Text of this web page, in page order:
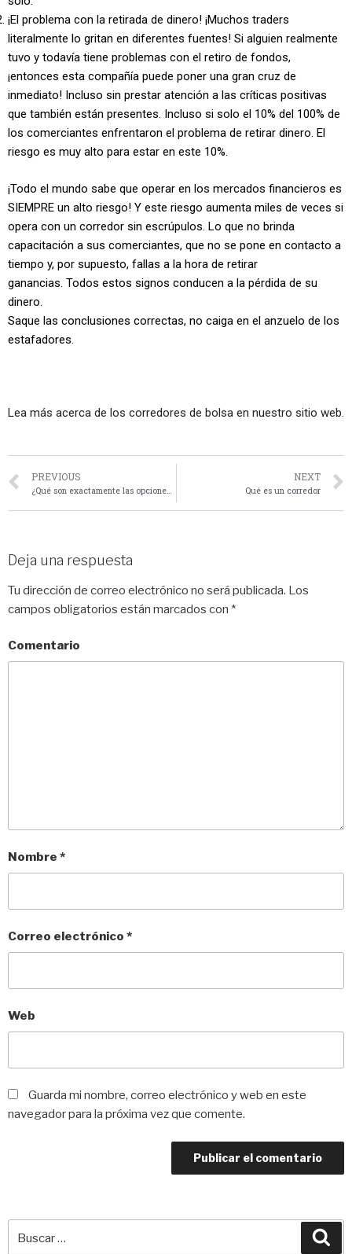
¡El problema con la retirada de dinero! ¡Muchos traders
literalmente lo gritan en diferentes fuentes! Si alguien realmente
tuvo y todavía tiene problemas con el retiro de fondos,
¡entonces esta compañía puede poner una gran cruz de
inmediato! Incluso sin prestar atención a las críticas positivas
que también están presentes. Incluso si solo el 10% del 100% de
los comerciantes enfrentaron el problema de retirar dinero. El
riesgo es muy alto para estar en este 10%.
¡Todo el mundo sabe que operar en los mercados financieros es
SIEMPRE un alto riesgo! Y este riesgo aumenta miles de veces si
opera con un corredor sin escrúpulos. Lo que no brinda
capacitación a sus comerciantes, que no se pone en contacto a
tiempo y, por supuesto, fallas a la hora de retirar
ganancias. Todos estos signos conducen a la pérdida de su
dinero.
Saque las conclusiones correctas, no caiga en el anzuelo de los
estafadores.
Lea más acerca de los corredores de bolsa en nuestro sitio web.
PREVIOUS NEXT
Qué es un corredor
Deja una respuesta
Tu dirección de correo electrónico no será publicada. Los
campos obligatorios están marcados con *
Comentario
Nombre *
Correo electrónico *
Web
Guarda mi nombre, correo electrónico y web en este
navegador para la próxima vez que comente.